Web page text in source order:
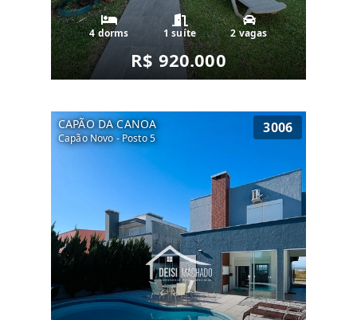
4 dorms 1 suíte 2 vagas
R$ 920.000
CAPÃO DA CANOA
Capão Novo - Posto 5
3006